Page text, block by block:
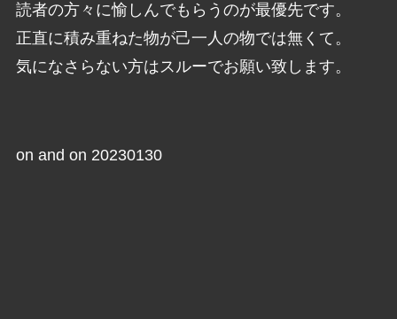
読者の方々に愉しんでもらうのが最優先です。
正直に積み重ねた物が己一人の物では無くて。
気になさらない方はスルーでお願い致します。
on and on 20230130